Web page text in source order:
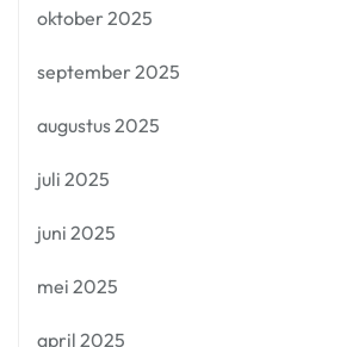
oktober 2025
september 2025
augustus 2025
juli 2025
juni 2025
mei 2025
april 2025